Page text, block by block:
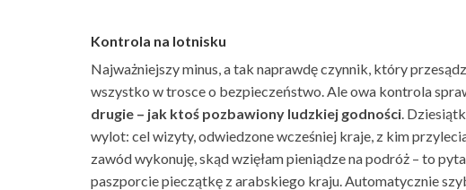
Kontrola na lotnisku
Najważniejszy minus, a tak naprawdę czynnik, który
wszystko w trosce o bezpieczeństwo. Ale owa kontrola
drugie – jak ktoś pozbawiony ludzkiej godności.
wylot: cel wizyty, odwiedzone wcześniej kraje, z kim
zawód wykonuję, skąd wzięłam pieniądze na podróż – to
paszporcie pieczątkę z arabskiego kraju. Automatycznie